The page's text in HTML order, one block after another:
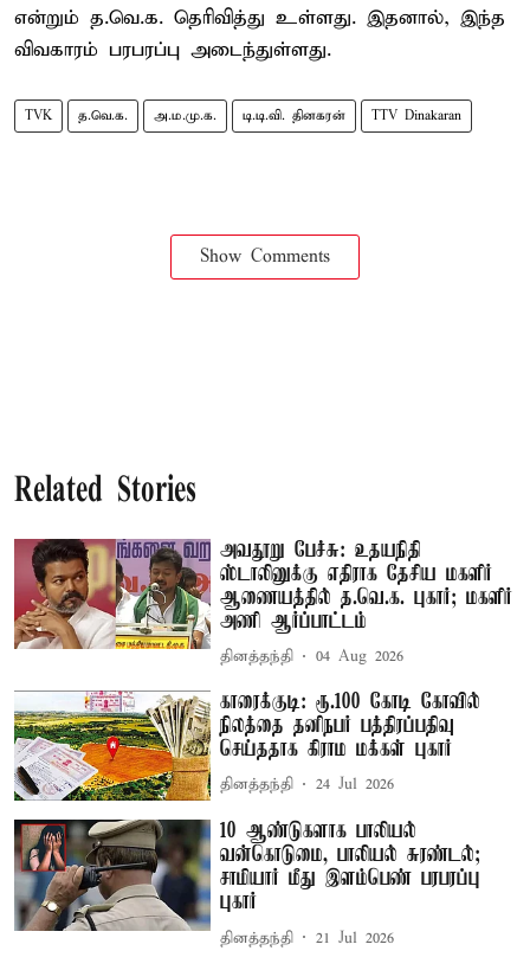
என்றும் த.வெ.க. தெரிவித்து உள்ளது. இதனால், இந்த
விவகாரம் பரபரப்பு அடைந்துள்ளது.
TVK த.வெ.க. அ.ம.மு.க. டி.டி.வி. தினகரன் TTV Dinakaran
Show Comments
Related Stories
அவதூறு பேச்சு: உதயநிதி
ஸ்டாலினுக்கு எதிராக தேசிய மகளிர்
ஆணையத்தில் த.வெ.க. புகார்; மகளிர்
அணி ஆர்ப்பாட்டம்
தினத்தந்தி 04 Aug 2026
காரைக்குடி: ரூ.100 கோடி கோவில்
நிலத்தை தனிநபர் பத்திரப்பதிவு
செய்ததாக கிராம மக்கள் புகார்
தினத்தந்தி 24 Jul 2026
10 ஆண்டுகளாக பாலியல்
வன்கொடுமை, பாலியல் சுரண்டல்;
சாமியார் மீது இளம்பெண் பரபரப்பு
புகார்
தினத்தந்தி 21 Jul 2026